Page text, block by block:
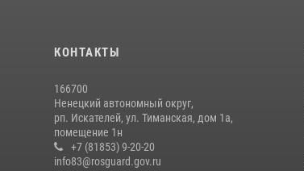
КОНТАКТЫ
166700
Ненецкий автономный округ,
рп. Искателей, ул. Тиманская, дом 1а,
помещение 1н
+7 (81853) 9-20-20
info83@rosguard.gov.ru